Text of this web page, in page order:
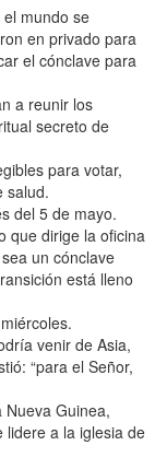
el mundo se
en privado para
el cónclave para
a reunir los
secreto de
para votar,
salud.
del 5 de mayo.
que dirige la oficina
un cónclave
está lleno
venir de Asia,
“para el Señor,
Guinea,
lidere a la iglesia de